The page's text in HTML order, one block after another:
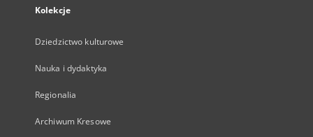
Kolekcje
Dziedzictwo kulturowe
Nauka i dydaktyka
Regionalia
Archiwum Kresowe